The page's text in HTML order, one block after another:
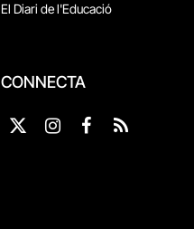
El Diari de l'Educació
CONNECTA
X
Instagram
Facebook
RSS